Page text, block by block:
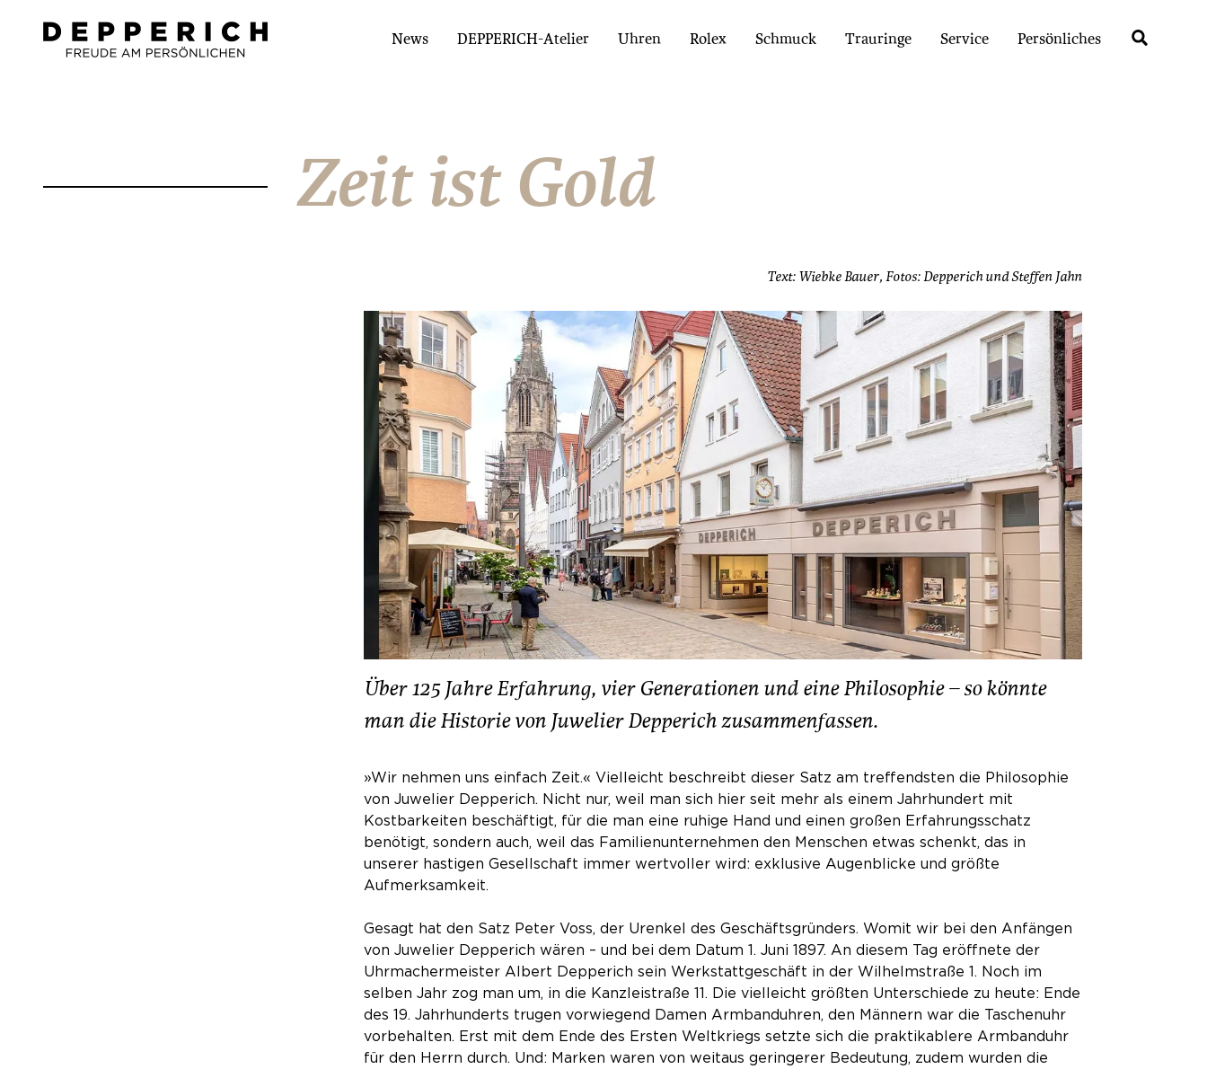
News DEPPERICH-Atelier Uhren Rolex Schmuck Trauringe Service Persönliches
Zeit ist Gold
Text: Wiebke Bauer, Fotos: Depperich und Steffen Jahn
Über 125 Jahre Erfahrung, vier Generationen und eine Philosophie – so könnte
man die Historie von Juwelier Depperich zusammenfassen.
»Wir nehmen uns einfach Zeit.« Vielleicht beschreibt dieser Satz am treffendsten die Philosophie
von Juwelier Depperich. Nicht nur, weil man sich hier seit mehr als einem Jahrhundert mit
Kostbarkeiten beschäftigt, für die man eine ruhige Hand und einen großen Erfahrungsschatz
benötigt, sondern auch, weil das Familienunternehmen den Menschen etwas schenkt, das in
unserer hastigen Gesellschaft immer wertvoller wird: exklusive Augenblicke und größte
Aufmerksamkeit.
Gesagt hat den Satz Peter Voss, der Urenkel des Geschäftsgründers. Womit wir bei den Anfängen
von Juwelier Depperich wären – und bei dem Datum 1. Juni 1897. An diesem Tag eröffnete der
Uhrmachermeister Albert Depperich sein Werkstattgeschäft in der Wilhelmstraße 1. Noch im
selben Jahr zog man um, in die Kanzleistraße 11. Die vielleicht größten Unterschiede zu heute: Ende
des 19. Jahrhunderts trugen vorwiegend Damen Armbanduhren, den Männern war die Taschenuhr
vorbehalten. Erst mit dem Ende des Ersten Weltkriegs setzte sich die praktikablere Armbanduhr
für den Herrn durch. Und: Marken waren von weitaus geringerer Bedeutung, zudem wurden die